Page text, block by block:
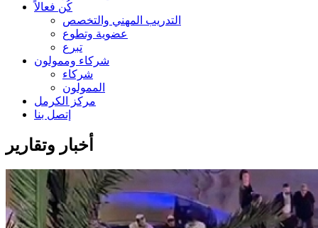
كُن فعالاً
التدريب المهني والتخصص
عضوية وتطوع
تبرع
شركاء وممولون
شركاء
الممولون
مركز الكرمل
إتصل بنا
أخبار وتقارير